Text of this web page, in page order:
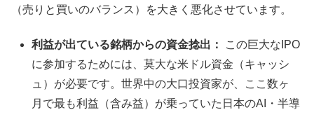
（売りと買いのバランス）を大きく悪化させています。
利益が出ている銘柄からの資金捻出：
この巨大なIPO
に参加するためには、莫大な米ドル資金（キャッシ
ュ）が必要です。世界中の大口投資家が、ここ数ヶ
月で最も利益（含み益）が乗っていた日本のAI・半導